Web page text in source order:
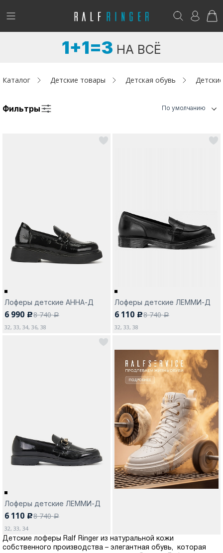
!
Женщинам
Да, все верно Изменить город
Возникли вопросы? - club@ralf.ru
1+1=3 НА ВСЁ
Каталог Детские товары Детская обувь
Фильтры По умолчанию
Лоферы детские АННА-Д
6 990 c8 740a
32, 33, 34, 36, 38
Лоферы детские ЛЕММИ-Д
6 110 c8 740a
32, 33, 38
Лоферы детские ЛЕММИ-Д
6 110 c8 740a
32, 33, 34
Детские лоферы Ralf Ringer из натуральной кожи
собственного производства – элегантная обувь, которая